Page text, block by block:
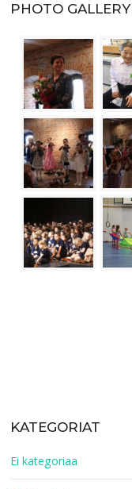
PHOTO GALLERY
KATEGORIAT
Ei kategoriaa